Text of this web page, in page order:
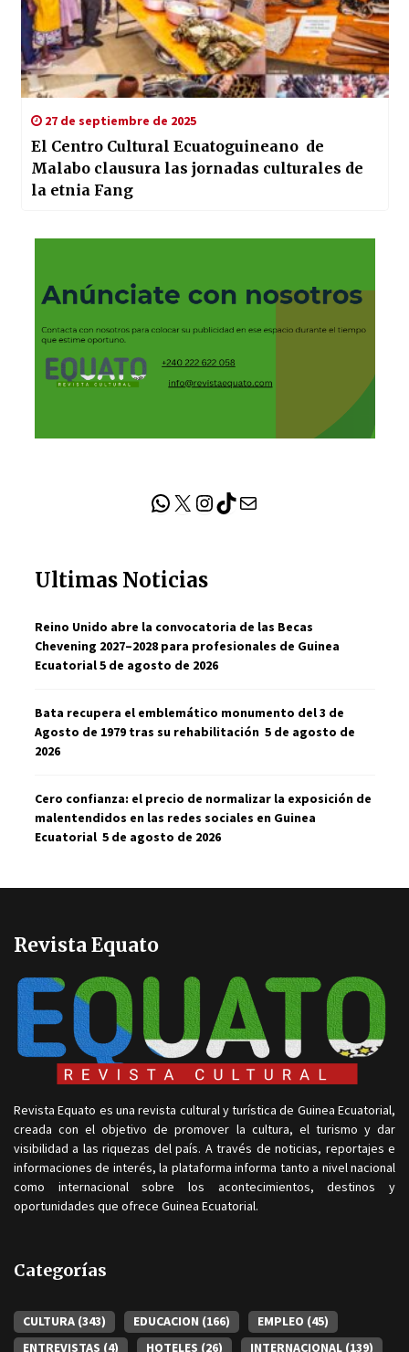
27 de septiembre de 2025
El Centro Cultural Ecuatoguineano de
Malabo clausura las jornadas culturales de
la etnia Fang
WhatsApp
X Instagram
TikTokCorreo electrónico
Ultimas Noticias
Reino Unido abre la convocatoria de las Becas
Chevening 2027–2028 para profesionales de Guinea
Ecuatorial5 de agosto de 2026
Bata recupera el emblemático monumento del 3 de
Agosto de 1979 tras su rehabilitación 5 de agosto de
2026
Cero confianza: el precio de normalizar la exposición de
malentendidos en las redes sociales en Guinea
Ecuatorial 5 de agosto de 2026
Revista Equato
Revista Equato es una revista cultural y turística de Guinea Ecuatorial,
creada con el objetivo de promover la cultura, el turismo y dar
visibilidad a las riquezas del país. A través de noticias, reportajes e
informaciones de interés, la plataforma informa tanto a nivel nacional
como internacional sobre los acontecimientos, destinos y
oportunidades que ofrece Guinea Ecuatorial.
Categorías
CULTURA (343) EDUCACION (166) EMPLEO (45)
ENTREVISTAS (4) HOTELES (26) INTERNACIONAL (139)